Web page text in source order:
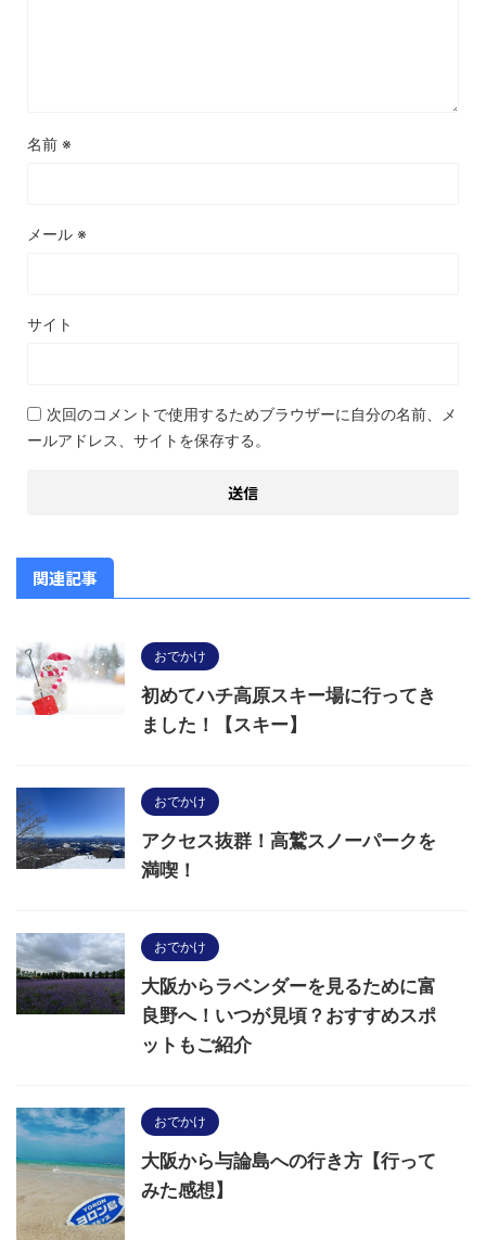
名前 ※
メール ※
サイト
次回のコメントで使用するためブラウザーに自分の名前、メ
ールアドレス、サイトを保存する。
関連記事
おでかけ
初めてハチ高原スキー場に行ってき
ました！【スキー】
おでかけ
アクセス抜群！高鷲スノーパークを
満喫！
おでかけ
大阪からラベンダーを見るために富
良野へ！いつが見頃？おすすめスポ
ットもご紹介
おでかけ
大阪から与論島への行き方【行って
みた感想】